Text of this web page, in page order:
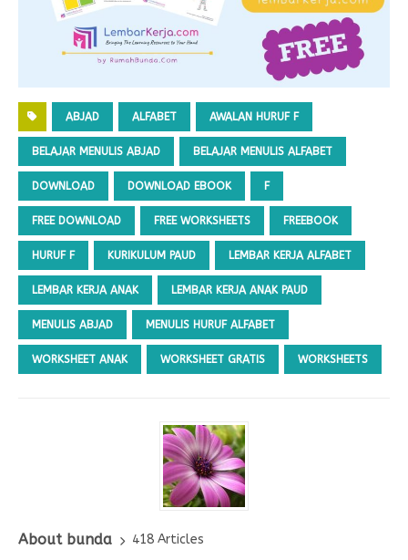
ABJAD ALFABET AWALAN HURUF F
BELAJAR MENULIS ABJAD BELAJAR MENULIS ALFABET
DOWNLOAD DOWNLOAD EBOOK F
FREE DOWNLOAD FREE WORKSHEETS FREEBOOK
HURUF F KURIKULUM PAUD LEMBAR KERJA ALFABET
LEMBAR KERJA ANAK LEMBAR KERJA ANAK PAUD
MENULIS ABJAD MENULIS HURUF ALFABET
WORKSHEET ANAK WORKSHEET GRATIS WORKSHEETS
About bunda
418 Articles